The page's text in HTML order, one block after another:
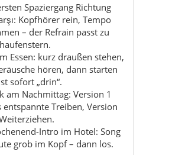
Spaziergang Richtung
Kopfhörer rein, Tempo
– der Refrain passt zu
Essen: kurz draußen stehen,
hören, dann starten
sofort „drin“.
am Nachmittag: Version 1
entspannte Treiben, Version
Intro im Hotel: Song
grob im Kopf – dann los.